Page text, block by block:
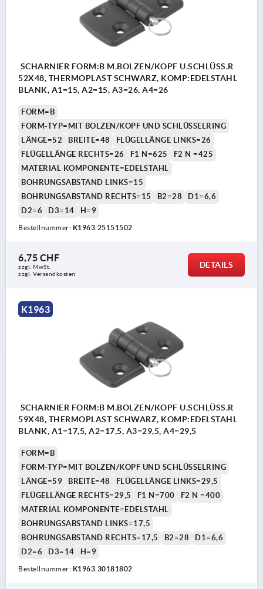
SCHARNIER FORM:B M.BOLZEN/KOPF U.SCHLÜSS.R
52X48, THERMOPLAST SCHWARZ, KOMP:EDELSTAHL
BLANK, A1=15, A2=15, A3=26, A4=26
FORM=B
FORM-TYP=MIT BOLZEN/KOPF UND SCHLÜSSELRING
LÄNGE=52
BREITE=48
FLÜGELLÄNGE LINKS=26
FLÜGELLÄNGE RECHTS=26
F1 N=625
F2 N =425
MATERIAL KOMPONENTE=EDELSTAHL
BOHRUNGSABSTAND LINKS=15
BOHRUNGSABSTAND RECHTS=15
B2=28
D1=6,6
D2=6
D3=14 H=9
Bestellnummer: K1963.25151502
6,75 CHF
zzgl. MwSt.
zzgl. Versandkosten
DETAILS
K1963
SCHARNIER FORM:B M.BOLZEN/KOPF U.SCHLÜSS.R
59X48, THERMOPLAST SCHWARZ, KOMP:EDELSTAHL
BLANK, A1=17,5, A2=17,5, A3=29,5, A4=29,5
FORM=B
FORM-TYP=MIT BOLZEN/KOPF UND SCHLÜSSELRING
LÄNGE=59
BREITE=48
FLÜGELLÄNGE LINKS=29,5
FLÜGELLÄNGE RECHTS=29,5
F1 N=700
F2 N =400
MATERIAL KOMPONENTE=EDELSTAHL
BOHRUNGSABSTAND LINKS=17,5
BOHRUNGSABSTAND RECHTS=17,5
B2=28
D1=6,6
D2=6
D3=14 H=9
Bestellnummer: K1963.30181802